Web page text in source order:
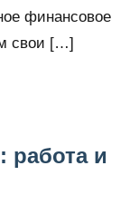
финансовое
свои […]
работа и